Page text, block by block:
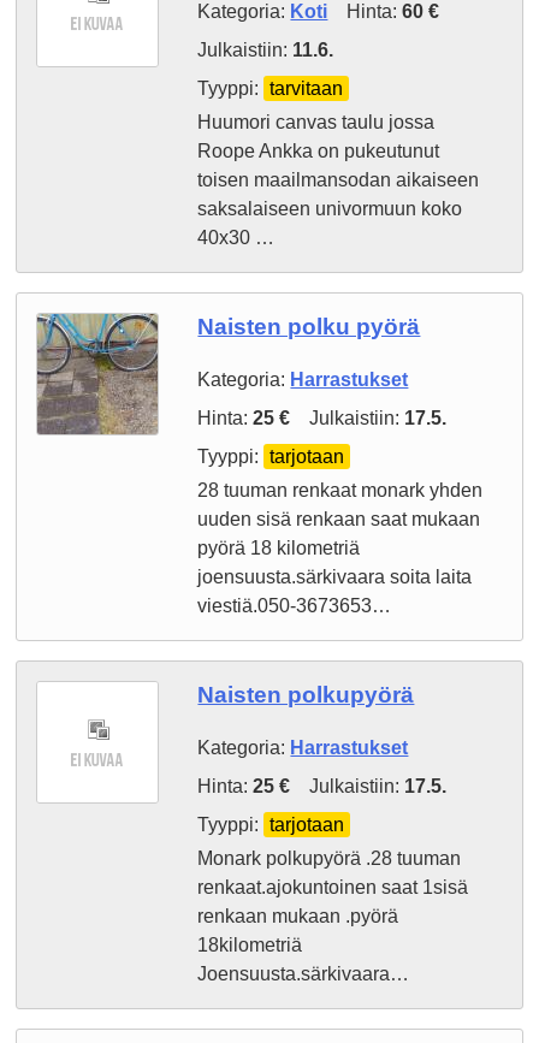
Kategoria: Koti Hinta:60 €
Julkaistiin: 11.6.
Tyyppi:
tarvitaan
Huumori canvas taulu jossa
Roope Ankka on pukeutunut
toisen maailmansodan aikaiseen
saksalaiseen univormuun koko
40x30 …
Naisten polku pyörä
Kategoria: Harrastukset
Hinta:25 € Julkaistiin: 17.5.
Tyyppi:
tarjotaan
28 tuuman renkaat monark yhden
uuden sisä renkaan saat mukaan
pyörä 18 kilometriä
joensuusta.särkivaara soita laita
viestiä.050-3673653…
Naisten polkupyörä
Kategoria: Harrastukset
Hinta:25 € Julkaistiin: 17.5.
Tyyppi:
tarjotaan
Monark polkupyörä .28 tuuman
renkaat.ajokuntoinen saat 1sisä
renkaan mukaan .pyörä
18kilometriä
Joensuusta.särkivaara…